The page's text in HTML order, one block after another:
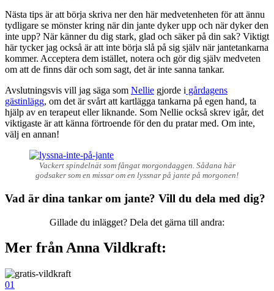
Nästa tips är att börja skriva ner den här medvetenheten för att ännu
tydligare se mönster kring när din jante dyker upp och när dyker den
inte upp? När känner du dig stark, glad och säker på din sak? Viktigt
här tycker jag också är att inte börja slå på sig själv när jantetankarna
kommer. Acceptera dem istället, notera och gör dig själv medveten
om att de finns där och som sagt, det är inte sanna tankar.
Avslutningsvis vill jag säga som Nellie gjorde i gårdagens
gästinlägg, om det är svårt att kartlägga tankarna på egen hand, ta
hjälp av en terapeut eller liknande. Som Nellie också skrev igår, det
viktigaste är att känna förtroende för den du pratar med. Om inte,
välj en annan!
Vackert spindelnät som fångat morgondaggen. Sådana här
godsaker som en missar om en lyssnar på jante på morgonen!
Vad är dina tankar om jante? Vill du dela med dig?
Gillade du inlägget? Dela det gärna till andra:
Mer från Anna Vildkraft:
01